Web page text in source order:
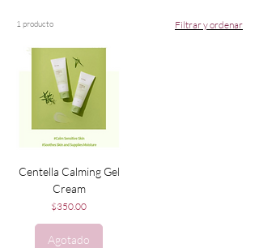
1 producto Filtrar y ordenar
Centella Calming Gel
Cream
Precio
$350.00
Agotado